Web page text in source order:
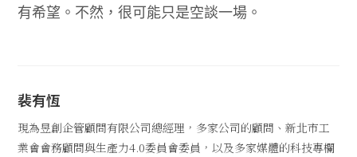
有希望。不然，很可能只是空談一場。
裴有恆
現為昱創企管顧問有限公司總經理，多家公司的顧問、新北市工
業會會務顧問與生產力4.0委員會委員，以及多家媒體的科技專欄